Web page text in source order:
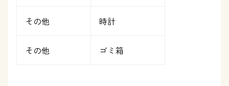
その他 時計
その他 ゴミ箱